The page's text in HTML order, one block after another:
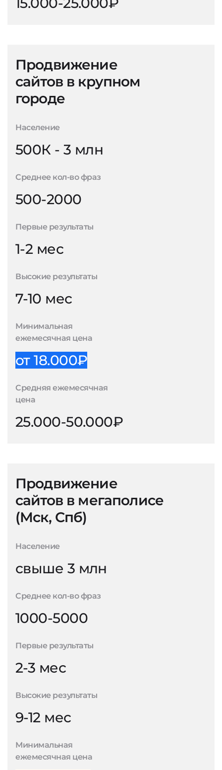
Продвижение
сайтов в крупном
городе
Население
500К - 3 млн
Среднее кол-во фраз
500-2000
Первые результаты
1-2 мес
Высокие результаты
7-10 мес
Минимальная
ежемесячная цена
от 18.000₽
Средняя ежемесячная
цена
25.000-50.000₽
Продвижение
сайтов в мегаполисе
(Мск, Спб)
Население
свыше 3 млн
Среднее кол-во фраз
1000-5000
Первые результаты
2-3 мес
Высокие результаты
9-12 мес
Минимальная
ежемесячная цена